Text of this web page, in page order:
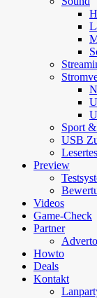
Sport
USB
Preview
Videos
Game-Check
Partner
Howto
Deals
Kontakt